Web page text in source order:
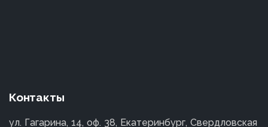
Контакты
ул. Гагарина, 14, оф. 38, Екатеринбург, Свердловская